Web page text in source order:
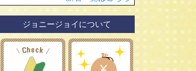
フランス車
タミヤ/田宮模型
ハセガワ/長谷川製作所
フジミ模型/FUJIMI
アオシマ/青島文化教材社
鉄道模型社
レーマン/LGB
ジョニージョイについて